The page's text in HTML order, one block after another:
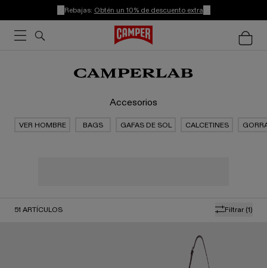
Rebajas: Obtén un 10% de descuento extra
Accesorios
VER HOMBRE BAGS GAFAS DE SOL CALCETINES
Filtrar (1)
51 ARTÍCULOS